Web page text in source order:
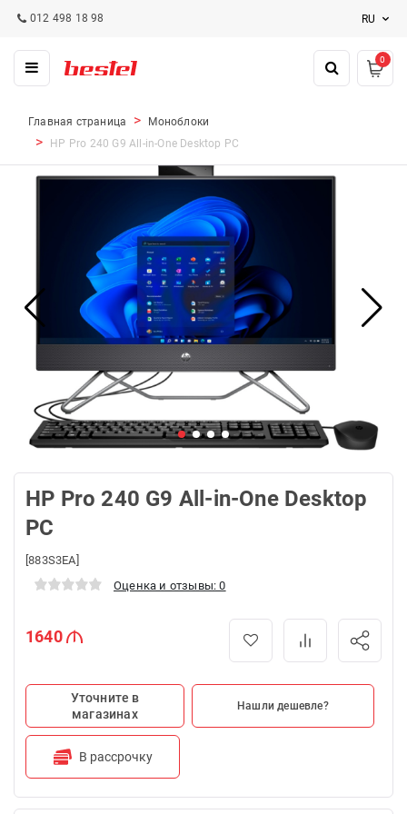
012 498 18 98 RU
0
Главная страница
Моноблоки
HP Pro 240 G9 All-in-One Desktop PC
HP Pro 240 G9 All-in-One Desktop
PC
[883S3EA]
Оценка и отзывы: 0
1640
Уточните в
магазинах
Нашли дешевле?
В рассрочку